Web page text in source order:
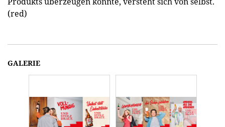
(red)
GALERIE